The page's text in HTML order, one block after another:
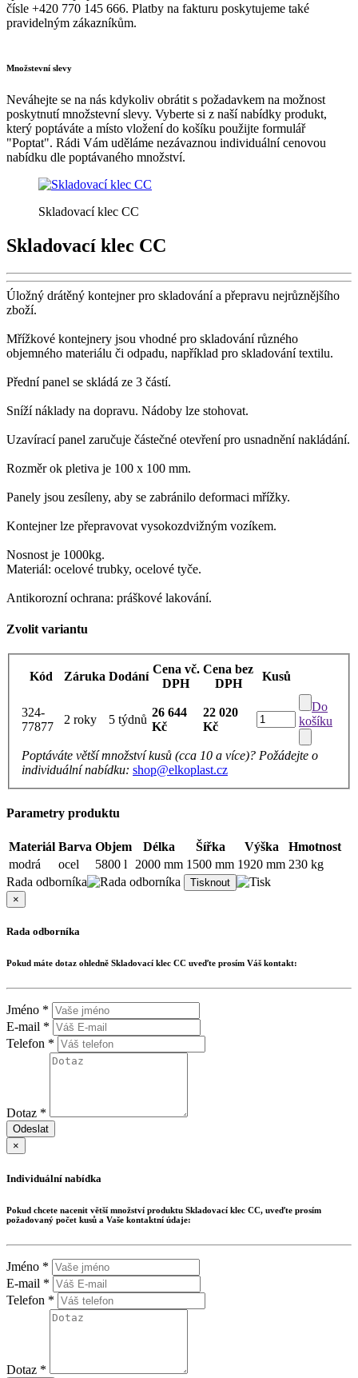
čísle +420 770 145 666. Platby na fakturu poskytujeme také
pravidelným zákazníkům.
Množstevní slevy
Neváhejte se na nás kdykoliv obrátit s požadavkem na možnost
poskytnutí množstevní slevy. Vyberte si z naší nabídky produkt,
který poptáváte a místo vložení do košíku použijte formulář
"Poptat". Rádi Vám uděláme nezávaznou individuální cenovou
nabídku dle poptávaného množství.
Skladovací klec CC
Skladovací klec CC
Úložný drátěný kontejner pro skladování a přepravu nejrůznějšího
zboží.
Mřížkové kontejnery jsou vhodné pro skladování různého
objemného materiálu či odpadu, například pro skladování textilu.
Přední panel se skládá ze 3 částí.
Sníží náklady na dopravu. Nádoby lze stohovat.
Uzavírací panel zaručuje částečné otevření pro usnadnění nakládání.
Rozměr ok pletiva je 100 x 100 mm.
Panely jsou zesíleny, aby se zabránilo deformaci mřížky.
Kontejner lze přepravovat vysokozdvižným vozíkem.
Nosnost je 1000kg.
Materiál: ocelové trubky, ocelové tyče.
Antikorozní ochrana: práškové lakování.
Zvolit variantu
Kód Záruka Dodání
Cena vč.
DPH
Cena bez
DPH
Kusů
324-
77877
2 roky 5 týdnů
26 644
Kč
22 020
Kč
Do
košíku
Poptáváte větší množství kusů (cca 10 a více)? Požádejte o
individuální nabídku: shop@elkoplast.cz
Parametry produktu
Materiál Barva Objem Délka Šířka Výška
Hmotnost
modrá
ocel 5800 l 2000 mm 1500 mm 1920 mm 230 kg
Rada odborníka
×
Rada odborníka
Pokud máte dotaz ohledně Skladovací klec CC uveďte prosím Váš kontakt:
Jméno *
E-mail *
Telefon *
Dotaz *
Odeslat
×
Individuální nabídka
Pokud chcete nacenit větší množství produktu Skladovací klec CC, uveďte prosím
požadovaný počet kusů a Vaše kontaktní údaje:
Jméno *
E-mail *
Telefon *
Dotaz *